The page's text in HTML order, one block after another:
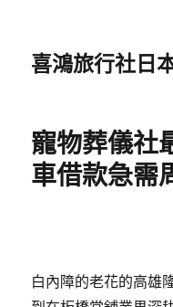
喜鴻旅行社日
寵物葬儀社
車借款急需
白內障的老花的高雄